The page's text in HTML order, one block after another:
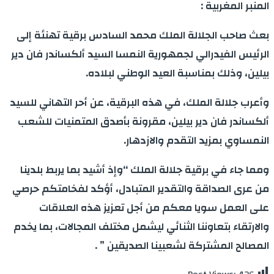
المنبر المغربية :
بعث صاحب الجلالة الملك محمد السادس برقية تهنئة إلى
الرئيس الفيدرالي لجمهورية النمسا السيد ألكساندر فان دير
بيلين، وذلك بمناسبة العيد الوطني لبلاده.
وأعرب جلالة الملك، في هذه البرقية، عن أحر التهاني للسيد
ألكساندر فان دير بيلين، مقرونة بأصدق المتمنيات للشعب
النمساوي بمزيد التقدم والازدهار.
ومما جاء في برقية جلالة الملك “وإذ أشيد بما يربط بلدينا
من عرى الصداقة والتقدير المتبادل، أؤكد لفخامتكم حرصي
على العمل سويا معكم من أجل تعزيز هذه العلاقات
والارتقاء بتعاوننا الثنائي ليشمل مختلف المجالات، بما يخدم
المصالح المشتركة لشعبينا الصديقين ” .